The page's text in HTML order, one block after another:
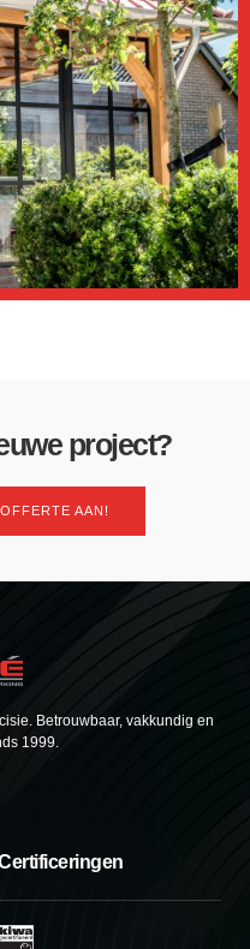
project?
AAN!
Betrouwbaar, vakkundig en
1999.